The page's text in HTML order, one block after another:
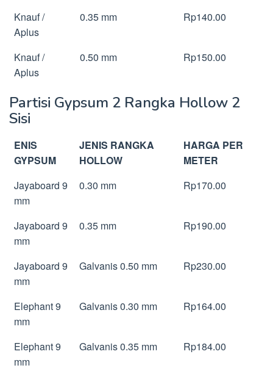
Knauf /
Aplus
0.35 mm Rp140.00
Knauf /
Aplus
0.50 mm Rp150.00
Partisi Gypsum 2 Rangka Hollow 2
Sisi
ENIS
GYPSUM
JENIS RANGKA
HOLLOW
HARGA PER
METER
Jayaboard 9
mm
0.30 mm Rp170.00
Jayaboard 9
mm
0.35 mm Rp190.00
Jayaboard 9
mm
Galvanis 0.50 mm Rp230.00
Elephant 9
mm
Galvanis 0.30 mm Rp164.00
Elephant 9
mm
Galvanis 0.35 mm Rp184.00